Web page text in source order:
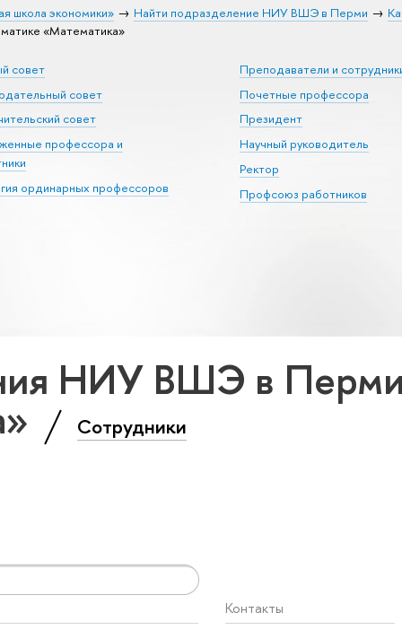
школа экономики» Найти подразделение НИУ ВШЭ в Перми
«Математика»
совет
совет
совет
профессора и
ординарных профессоров
Преподаватели и
Почетные профессора
Президент
Научный руководитель
Ректор
Профсоюз работников
НИУ ВШЭ в Перми
Сотрудники
Контакты